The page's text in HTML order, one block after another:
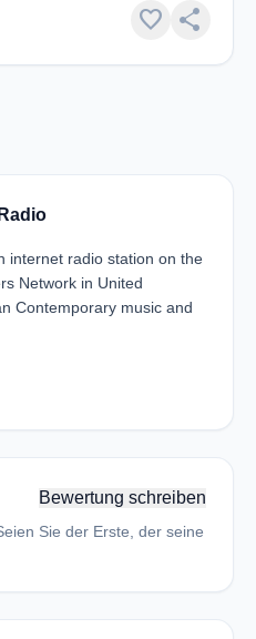
favorite share
internet radio station on the
Network in United
Contemporary music and
Bewertung schreiben
Sie der Erste, der seine